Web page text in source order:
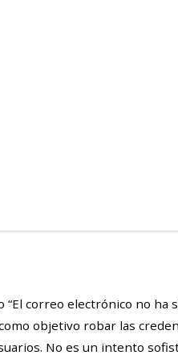
“El correo electrónico no ha
objetivo robar las
No es un intento